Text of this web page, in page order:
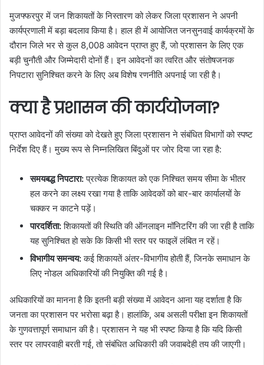
मुजफ्फरपुर में जन शिकायतों के निस्तारण को लेकर जिला प्रशासन ने अपनी
कार्यप्रणाली में बड़ा बदलाव किया है। हाल ही में आयोजित जनसुनवाई कार्यक्रमों के
दौरान जिले भर से कुल 8,008 आवेदन प्राप्त हुए हैं, जो प्रशासन के लिए एक
बड़ी चुनौती और जिम्मेदारी दोनों हैं। इन आवेदनों का त्वरित और संतोषजनक
निपटारा सुनिश्चित करने के लिए अब विशेष रणनीति अपनाई जा रही है।
क्या है प्रशासन की कार्ययोजना?
प्राप्त आवेदनों की संख्या को देखते हुए जिला प्रशासन ने संबंधित विभागों को स्पष्ट
निर्देश दिए हैं। मुख्य रूप से निम्नलिखित बिंदुओं पर जोर दिया जा रहा है:
समयबद्ध निपटारा:प्रत्येक शिकायत को एक निश्चित समय सीमा के भीतर
हल करने का लक्ष्य रखा गया है ताकि आवेदकों को बार-बार कार्यालयों के
चक्कर न काटने पड़ें।
पारदर्शिता:शिकायतों की स्थिति की ऑनलाइन मॉनिटरिंग की जा रही है ताकि
यह सुनिश्चित हो सके कि किसी भी स्तर पर फाइलें लंबित न रहें।
विभागीय समन्वय:कई शिकायतें अंतर-विभागीय होती हैं, जिनके समाधान के
लिए नोडल अधिकारियों की नियुक्ति की गई है।
अधिकारियों का मानना है कि इतनी बड़ी संख्या में आवेदन आना यह दर्शाता है कि
जनता का प्रशासन पर भरोसा बढ़ा है। हालांकि, अब असली परीक्षा इन शिकायतों
के गुणवत्तापूर्ण समाधान की है। प्रशासन ने यह भी स्पष्ट किया है कि यदि किसी
स्तर पर लापरवाही बरती गई, तो संबंधित अधिकारी की जवाबदेही तय की जाएगी।